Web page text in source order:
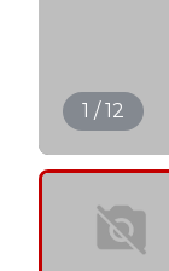
1 / 12